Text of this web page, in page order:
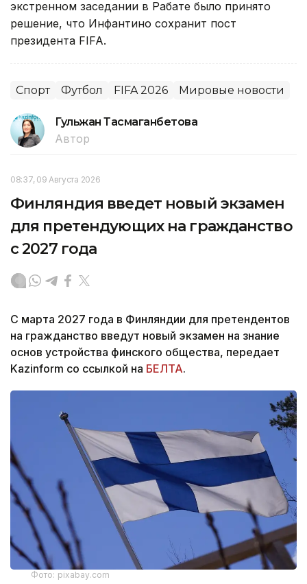
экстренном заседании в Рабате было принято
решение, что Инфантино сохранит пост
президента FIFA.
Спорт Футбол FIFA 2026 Мировые новости
Гульжан Тасмаганбетова
Автор
08:37, 09 Августа 2026
Финляндия введет новый экзамен
для претендующих на гражданство
с 2027 года
С марта 2027 года в Финляндии для претендентов
на гражданство введут новый экзамен на знание
основ устройства финского общества, передает
Kazinform со ссылкой на БЕЛТА.
Фото: pixabay.com